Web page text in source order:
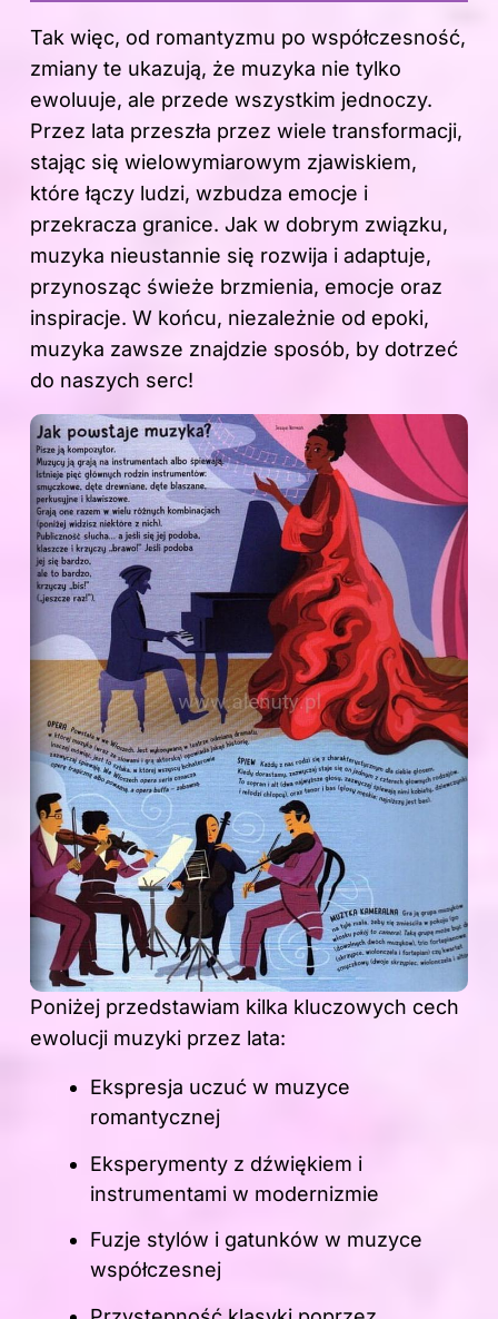
Tak więc, od romantyzmu po współczesność,
zmiany te ukazują, że muzyka nie tylko
ewoluuje, ale przede wszystkim jednoczy.
Przez lata przeszła przez wiele transformacji,
stając się wielowymiarowym zjawiskiem,
które łączy ludzi, wzbudza emocje i
przekracza granice. Jak w dobrym związku,
muzyka nieustannie się rozwija i adaptuje,
przynosząc świeże brzmienia, emocje oraz
inspiracje. W końcu, niezależnie od epoki,
muzyka zawsze znajdzie sposób, by dotrzeć
do naszych serc!
Poniżej przedstawiam kilka kluczowych cech
ewolucji muzyki przez lata:
Ekspresja uczuć w muzyce
romantycznej
Eksperymenty z dźwiękiem i
instrumentami w modernizmie
Fuzje stylów i gatunków w muzyce
współczesnej